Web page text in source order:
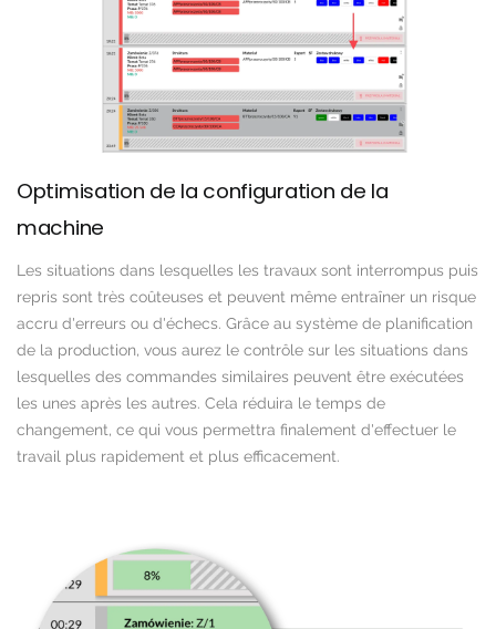
Optimisation de la configuration de la
machine
Les situations dans lesquelles les travaux sont interrompus puis
repris sont très coûteuses et peuvent même entraîner un risque
accru d'erreurs ou d'échecs. Grâce au système de planification
de la production, vous aurez le contrôle sur les situations dans
lesquelles des commandes similaires peuvent être exécutées
les unes après les autres. Cela réduira le temps de
changement, ce qui vous permettra finalement d'effectuer le
travail plus rapidement et plus efficacement.